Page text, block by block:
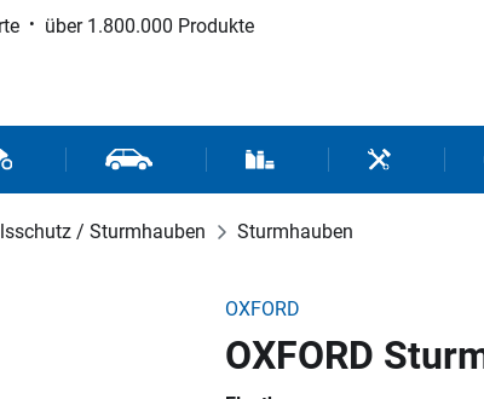
über 1.800.000 Produkte
und Rollerteile
Fahrzeugteile und ZubehörVerbrauchsmaterial /Werkzeuge /
/ Sturmhauben Sturmhauben
OXFORD
OXFORD